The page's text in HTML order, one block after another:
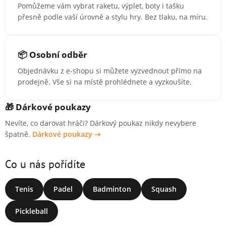
Pomůžeme vám vybrat raketu, výplet, boty i tašku
přesně podle vaší úrovně a stylu hry. Bez tlaku, na míru.
📦 Osobní odběr
Objednávku z e-shopu si můžete vyzvednout přímo na
prodejně. Vše si na místě prohlédnete a vyzkoušíte.
🎁 Dárkové poukazy
Nevíte, co darovat hráči? Dárkový poukaz nikdy nevybere
špatně. Dárkové poukazy →
Co u nás pořídíte
Tenis Padel Badminton Squash
Pickleball